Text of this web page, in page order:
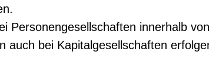
Personengesellschaften innerhalb
bei Kapitalgesellschaften